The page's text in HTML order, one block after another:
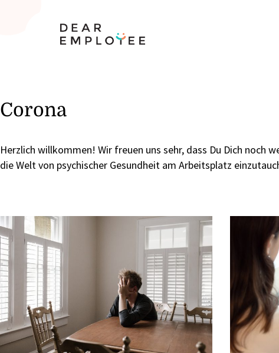
Corona
Herzlich willkommen! Wir freuen uns sehr, dass Du Dich noch
die Welt von psychischer Gesundheit am Arbeitsplatz